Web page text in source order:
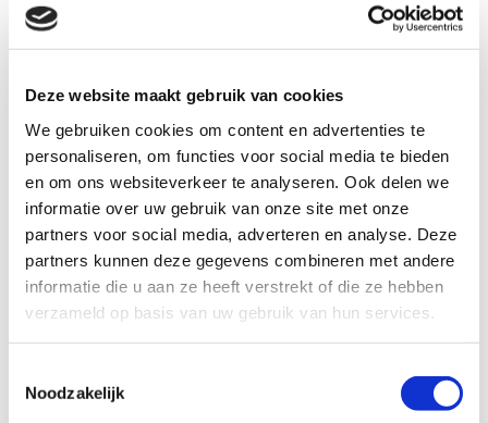
Deze website maakt gebruik van cookies
We gebruiken cookies om content en advertenties te
personaliseren, om functies voor social media te bieden
en om ons websiteverkeer te analyseren. Ook delen we
informatie over uw gebruik van onze site met onze
partners voor social media, adverteren en analyse. Deze
partners kunnen deze gegevens combineren met andere
informatie die u aan ze heeft verstrekt of die ze hebben
verzameld op basis van uw gebruik van hun services.
Noodzakelijk
TM579 Muzikant: Tuba
Kleur
Formaat: 21 - 25 cm